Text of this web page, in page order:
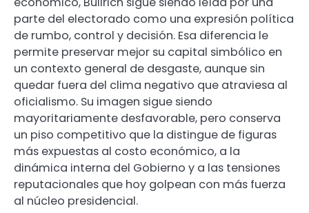
parte del electorado como una expresión política
de rumbo, control y decisión. Esa diferencia le
permite preservar mejor su capital simbólico en
un contexto general de desgaste, aunque sin
quedar fuera del clima negativo que atraviesa al
oficialismo. Su imagen sigue siendo
mayoritariamente desfavorable, pero conserva
un piso competitivo que la distingue de figuras
más expuestas al costo económico, a la
dinámica interna del Gobierno y a las tensiones
reputacionales que hoy golpean con más fuerza
al núcleo presidencial.